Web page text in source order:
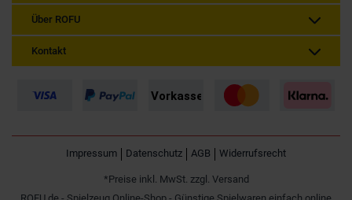
Über ROFU
Kontakt
Impressum Datenschutz AGB Widerrufsrecht
*Preise inkl. MwSt. zzgl. Versand